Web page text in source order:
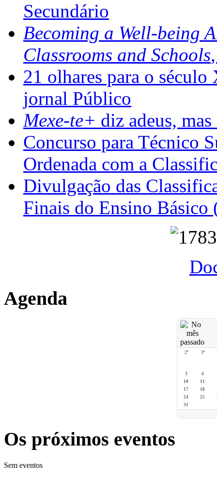
Secundário
Becoming a Well-being
Classrooms and Schools
21 olhares para o
jornal Público
Mexe-te+ diz adeus,
Concurso para Técnico
Ordenada com a
Divulgação das
Finais do Ensino Básico
Agenda
2ª 3ª
3
4
10
11
17
18
24
25
31
Os próximos eventos
Sem eventos